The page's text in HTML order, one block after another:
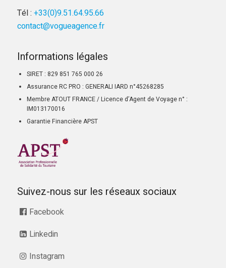
Tél : +33(0)9.51.64.95.66
contact@vogueagence.fr
Informations légales
SIRET : 829 851 765 000 26
Assurance RC PRO : GENERALI IARD n°45268285
Membre ATOUT FRANCE / Licence d’Agent de Voyage n° :
IM013170016
Garantie Financière APST
Suivez-nous sur les réseaux sociaux
Facebook
Linkedin
Instagram